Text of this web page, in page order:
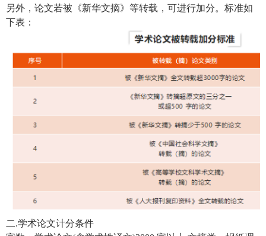
另外，论文若被《新华文摘》等转载，可进行加分。标准如
下表：
二.学术论文计分条件